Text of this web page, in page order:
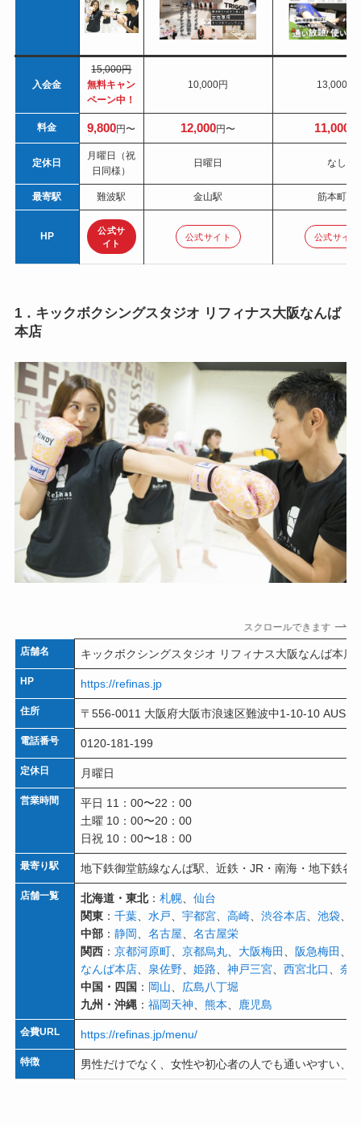
入会金
15,000円
無料キャン
ペーン中！
10,000円 13,000円
料金 9,800円〜 12,000円〜 11,000
定休日
月曜日（祝
日同様）
日曜日 なし
最寄駅 難波駅 金山駅 筋本町駅
HP
公式サ
イト
公式サイト 公式サイト
1．キックボクシングスタジオ リフィナス大阪なんば
本店
スクロールできます
店舗名 キックボクシングスタジオ リフィナス大阪なんば本店
HP https://refinas.jp
住所 〒556-0011 大阪府大阪市浪速区難波中1-10-10 AUSビ
電話番号 0120-181-199
定休日 月曜日
営業時間
平日 11：00〜22：00
土曜 10：00〜20：00
日祝 10：00〜18：00
最寄り駅 地下鉄御堂筋線なんば駅、近鉄・JR・南海・地下鉄各
店舗一覧 北海道・東北： 札幌、 仙台
関東： 千葉、 水戸 宇都宮、 高崎、 渋谷本店、 池袋、
中部： 静岡 名古屋
名古屋栄
関西： 京都河原町、 京都烏丸、 大阪梅田 阪急梅田
なんば本店、 泉佐野、 姫路 神戸三宮、 西宮北口
奈
中国・四国 ： 岡山
広島八丁堀
九州・沖縄： 福岡天神 熊本 鹿児島
会費URL https://refinas.jp/menu/
特徴 男性だけでなく、女性や初心者の人でも通いやすい、